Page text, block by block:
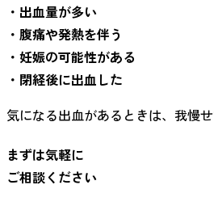
・出血量が多い
・腹痛や発熱を伴う
・妊娠の可能性がある
・閉経後に出血した
気になる出血があるときは、我慢
まずは気軽に
ご相談ください